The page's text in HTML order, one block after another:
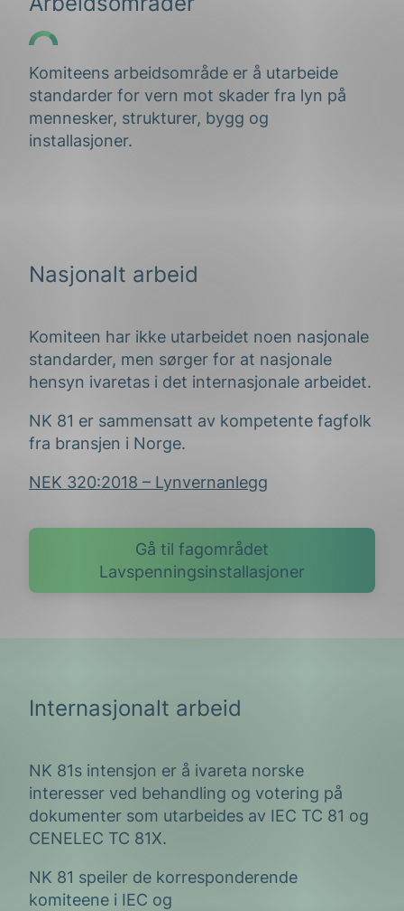
Komiteens arbeidsområde er å utarbeide
standarder for vern mot skader fra lyn på
mennesker, strukturer, bygg og
installasjoner.
Nasjonalt arbeid
Komiteen har ikke utarbeidet noen nasjonale
standarder, men sørger for at nasjonale
hensyn ivaretas i det internasjonale arbeidet.
NK 81 er sammensatt av kompetente fagfolk
fra bransjen i Norge.
NEK 320:2018 – Lynvernanlegg
Gå til fagområdet
Lavspenningsinstallasjoner
Internasjonalt arbeid
NK 81s intensjon er å ivareta norske
interesser ved behandling og votering på
dokumenter som utarbeides av IEC TC 81 og
CENELEC TC 81X.
NK 81 speiler de korresponderende
komiteene i IEC og